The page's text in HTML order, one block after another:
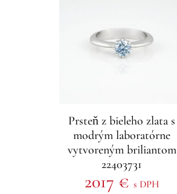
Prsteň z bieleho zlata s
modrým laboratórne
vytvoreným briliantom
22403731
2017 € s DPH